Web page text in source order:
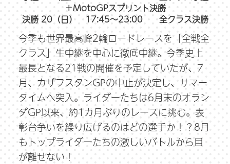
＋MotoGPスプリント決勝
決勝 20（日） 17:45～23:00 全クラス決勝
今季も世界最高峰2輪ロードレースを「全戦全
クラス」生中継を中心に徹底中継。今季史上
最長となる21戦の開催を予定していたが、7
月、カザフスタンGPの中止が決定し、サマー
タイムへ突入。ライダーたちは6月末のオラン
ダGP以来、約1カ月ぶりのレースに挑む。表
彰台争いを繰り広げるのはどの選手か！？8月
もトップライダーたちの激しいバトルから目
が離せない！